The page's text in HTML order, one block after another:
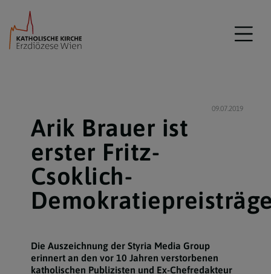
09.07.2019
Arik Brauer ist
erster Fritz-
Csoklich-
Die Auszeichnung der Styria Media Group
erinnert an den vor 10 Jahren verstorbenen
katholischen Publizisten und Ex-Chefredakteur